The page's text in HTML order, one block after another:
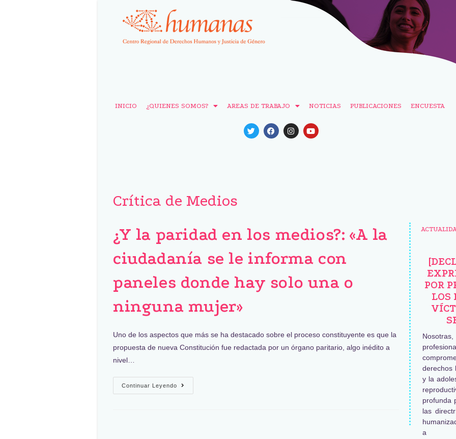
INICIO ¿QUIENES SOMOS? AREAS DE TRABAJO NOTICIAS PUBLICACIONES ENCUESTA
Crítica de Medios
¿Y la paridad en los medios?: «A la
ciudadanía se le informa con
paneles donde hay solo una o
ninguna mujer»
Uno de los aspectos que más se ha destacado sobre el proceso constituyente es que la
propuesta de nueva Constitución fue redactada por un órgano paritario, algo inédito a
nivel…
Continuar Leyendo
POR
LOS
derechos
y la
profunda
las
a